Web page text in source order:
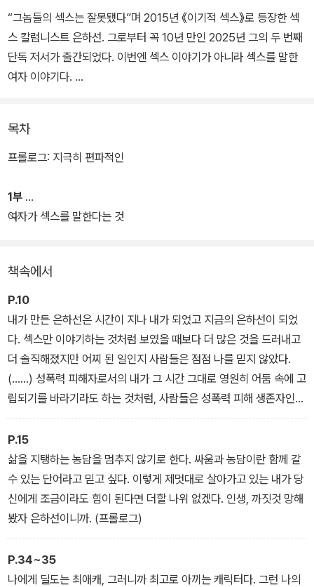
“그놈들의 섹스는 잘못됐다”며 2015년 《이기적 섹스》로 등장한 섹
스 칼럼니스트 은하선. 그로부터 꼭 10년 만인 2025년 그의 두 번째
단독 저서가 출간되었다. 이번엔 섹스 이야기가 아니라 섹스를 말한
여자 이야기다.
를 파는 여자에게 지난 10년간 과연 무슨 일이 일어났을까? 페미니즘
리부트 이후 10년이기도 한 이 시간은 얼굴을 드러내고 활발히 활동
하고 싶은 말을 한다는 이유로 순식간에 ‘음란한’ 여자로 몰리기, ‘감
모욕이 판치는 난장판에도 불구하고, 더 시끄럽게 드러내고 계속해서
떠드는 한 페미니스트의 존재가 상쾌한 웃음을 불러일으킨다.
목차
프롤로그: 지극히 편파적인
1부
여자가 섹스를 말한다는 것
책속에서
P.10
내가 만든 은하선은 시간이 지나 내가 되었고 지금의 은하선이 되었
다. 섹스만 이야기하는 것처럼 보였을 때보다 더 많은 것을 드러내고
더 솔직해졌지만 어찌 된 일인지 사람들은 점점 나를 믿지 않았다.
(……) 성폭력 피해자로서의 내가 그 시간 그대로 영원히 어둠 속에 고
립되기를 바라기라도 하는 것처럼, 사람들은 성폭력 피해 생존자인
내가 주체적으로 섹스를 즐기는 한 여성으로 성장했다는 사실을 믿지
않았다. (프롤로그)
P.15
삶을 지탱하는 농담을 멈추지 않기로 한다. 싸움과 농담이란 함께 갈
수 있는 단어라고 믿고 싶다. 이렇게 제멋대로 살아가고 있는 내가 당
신에게 조금이라도 힘이 된다면 더할 나위 없겠다. 인생, 까짓것 망해
봤자 은하선이니까. (프롤로그)
P.34~35
나에게 딜도는 최애캐, 그러니까 최고로 아끼는 캐릭터다. 그런 나의